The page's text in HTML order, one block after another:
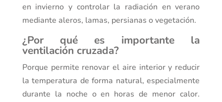
en invierno y controlar la radiación en verano
mediante aleros, lamas, persianas o vegetación.
¿Por qué es importante la
ventilación cruzada?
Porque permite renovar el aire interior y reducir
la temperatura de forma natural, especialmente
durante la noche o en horas de menor calor.